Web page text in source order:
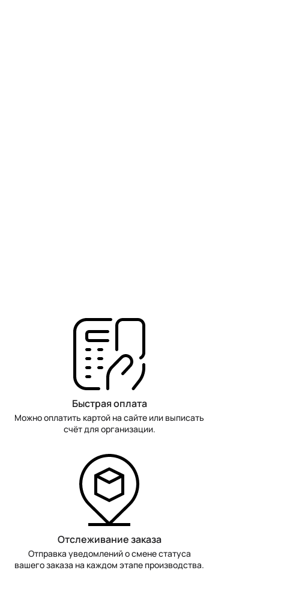
Быстрая оплата
Можно оплатить картой на сайте или выписать
счёт для организации.
Отслеживание заказа
Отправка уведомлений о смене статуса
вашего заказа на каждом этапе производства.